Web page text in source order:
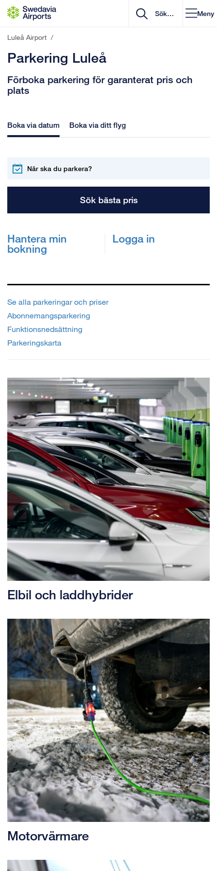
Gå till innehåll
Meny
Luleå Airport /
Parkering Luleå
Förboka parkering för garanterat pris och
plats
Boka via datum Boka via ditt flyg
Sök bästa pris
Hantera min
bokning
Logga in
Se alla parkeringar och priser
Abonnemangsparkering
Funktionsnedsättning
Parkeringskarta
Elbil och laddhybrider
Motorvärmare